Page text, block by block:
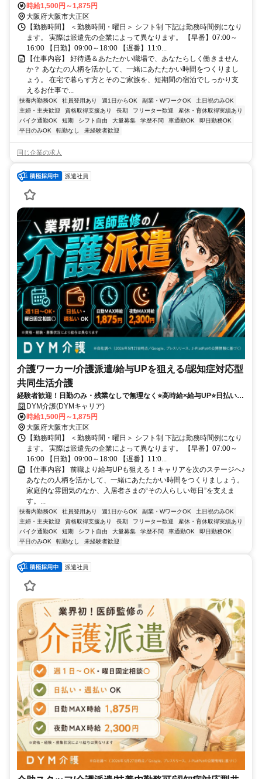
時給1,500円～1,875円
大阪府大阪市大正区
【勤務時間】 ＜勤務時間・曜日＞ シフト制 下記は勤務時間例になり
ます。 実際は派遣先の企業によって異なります。 【早番】07:00～
16:00 【日勤】09:00～18:00 【遅番】11:0...
【仕事内容】 好待遇＆あたたかい職場で、あなたらしく働きません
か？ あなたの人柄を活かして、一緒にあたたかい時間をつくりまし
ょう。 在宅で暮らす方とそのご家族を、短期間の宿泊でしっかり支
えるお仕事で...
扶養内勤務OK 社員登用あり 週1日からOK 副業・WワークOK
土日祝のみOK
主婦・主夫歓迎
資格取得支援あり 長期 フリーター歓迎
産休・育休取得実績あり
バイク通勤OK
短期 シフト自由 大量募集 学歴不問 車通勤OK
即日勤務OK
平日のみOK
転勤なし 未経験者歓迎
同じ企業の求人
派遣社員
介護ワーカー/介護派遣/給与UPを狙える/認知症対応型
共同生活介護
経験者歓迎！日勤のみ・残業なしで無理なく⭐️高時給×給与UP⭐️日払い週
払い⭐️希望シフト柔軟✨
DYM介護(DYMキャリア)
時給1,500円～1,875円
大阪府大阪市大正区
【勤務時間】 ＜勤務時間・曜日＞ シフト制 下記は勤務時間例になり
ます。 実際は派遣先の企業によって異なります。 【早番】07:00～
16:00 【日勤】09:00～18:00 【遅番】11:0...
【仕事内容】 前職より給与UPも狙える！キャリアを次のステージへ♪
あなたの人柄を活かして、一緒にあたたかい時間をつくりましょう。
家庭的な雰囲気のなか、入居者さまの“その人らしい毎日”を支えま
す。...
扶養内勤務OK 社員登用あり 週1日からOK 副業・WワークOK
土日祝のみOK
主婦・主夫歓迎
資格取得支援あり 長期 フリーター歓迎
産休・育休取得実績あり
バイク通勤OK
短期 シフト自由 大量募集 学歴不問 車通勤OK
即日勤務OK
平日のみOK
転勤なし 未経験者歓迎
派遣社員